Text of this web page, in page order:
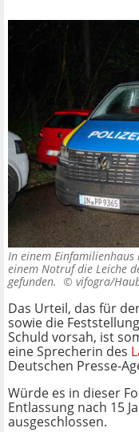
In einem
einem Notruf die Leiche
gefunden. © vifogra/
Das Urteil, das für
sowie die
Schuld vorsah, ist
eine Sprecherin des
Deutschen Presse-
Würde es in dieser
Entlassung nach 15
ausgeschlossen.